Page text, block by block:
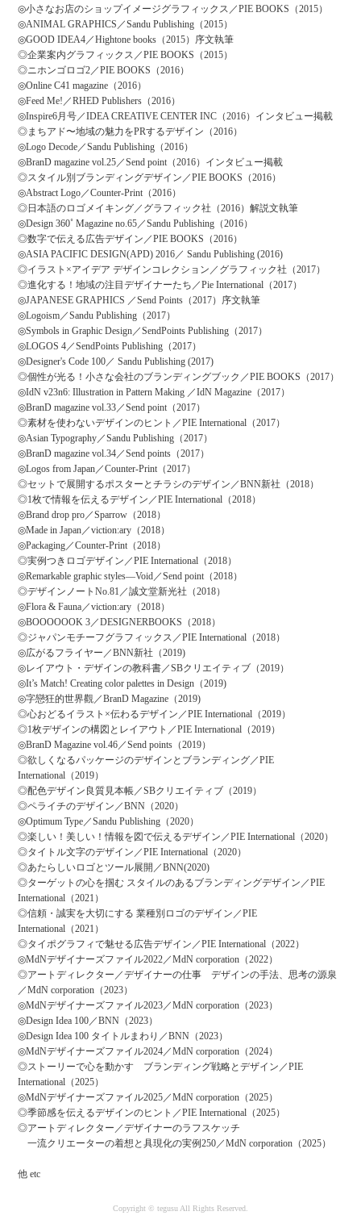
◎小さなお店のショップイメージグラフィックス／PIE BOOKS（2015）
◎ANIMAL GRAPHICS／Sandu Publishing（2015）
◎GOOD IDEA4／Hightone books（2015） 序文執筆
◎企業案内グラフィックス／PIE BOOKS（2015）
◎ニホンゴロゴ2／PIE BOOKS（2016）
◎Online C41 magazine（2016）
◎Feed Me!／RHED Publishers（2016）
◎Inspire6月号／IDEA CREATIVE CENTER INC（2016） インタビュー掲載
◎まちアド〜地域の魅力をPRするデザイン（2016）
◎Logo Decode／Sandu Publishing（2016）
◎BranD magazine vol.25／Send point（2016） インタビュー掲載
◎スタイル別ブランディングデザイン／PIE BOOKS（2016）
◎Abstract Logo／Counter-Print（2016）
◎日本語のロゴメイキング／グラフィック社（2016）解説文執筆
◎Design 360˚ Magazine no.65／Sandu Publishing（2016）
◎数字で伝える広告デザイン／PIE BOOKS（2016）
◎ASIA PACIFIC DESIGN(APD) 2016／ Sandu Publishing (2016)
◎イラスト×アイデア デザインコレクション／グラフィック社（2017）
◎進化する！地域の注目デザイナーたち／Pie International（2017）
◎JAPANESE GRAPHICS ／Send Points（2017） 序文執筆
◎Logoism／Sandu Publishing（2017）
◎Symbols in Graphic Design／SendPoints Publishing（2017）
◎LOGOS 4／SendPoints Publishing（2017）
◎Designer's Code 100／ Sandu Publishing (2017)
◎個性が光る！小さな会社のブランディングブック／PIE BOOKS（2017）
◎IdN v23n6: Illustration in Pattern Making ／IdN Magazine（2017）
◎BranD magazine vol.33／Send point（2017）
◎素材を使わないデザインのヒント／PIE International（2017）
◎Asian Typography／Sandu Publishing（2017）
◎BranD magazine vol.34／Send points（2017）
◎Logos from Japan／Counter-Print（2017）
◎セットで展開するポスターとチラシのデザイン／BNN新社（2018）
◎1枚で情報を伝えるデザイン／PIE International（2018）
◎Brand drop pro／Sparrow（2018）
◎Made in Japan／viction:ary（2018）
◎Packaging／Counter-Print（2018）
◎実例つきロゴデザイン／PIE International（2018）
◎Remarkable graphic styles―Void／Send point（2018）
◎デザインノートNo.81／誠文堂新光社（2018）
◎Flora & Fauna／viction:ary（2018）
◎BOOOOOOK 3／DESIGNERBOOKS（2018）
◎ジャパンモチーフグラフィックス／PIE International（2018）
◎広がるフライヤー／BNN新社（2019)
◎レイアウト・デザインの教科書／SBクリエイティブ（2019）
◎It’s Match! Creating color palettes in Design（2019)
◎字戀狂的世界觀／BranD Magazine（2019)
◎心おどるイラスト×伝わるデザイン／PIE International（2019）
◎1枚デザインの構図とレイアウト／PIE International（2019）
◎BranD Magazine vol.46／Send points（2019）
◎欲しくなるパッケージのデザインとブランディング／PIE
International（2019）
◎配色デザイン良質見本帳／SBクリエイティブ（2019）
◎ペライチのデザイン／BNN（2020）
◎Optimum Type／Sandu Publishing（2020）
◎楽しい！美しい！情報を図で伝えるデザイン／PIE International（2020）
◎タイトル文字のデザイン／PIE International（2020）
◎あたらしいロゴとツール展開／BNN(2020)
◎ターゲットの心を掴む スタイルのあるブランディングデザイン／PIE
International（2021）
◎信頼・誠実を大切にする 業種別ロゴのデザイン／PIE
International（2021）
◎タイポグラフィで魅せる広告デザイン／PIE International（2022）
◎MdNデザイナーズファイル2022／MdN corporation（2022）
◎アートディレクター／デザイナーの仕事 デザインの手法、思考の源泉
／MdN corporation（2023）
◎MdNデザイナーズファイル2023／MdN corporation（2023）
◎Design Idea 100／BNN（2023）
◎Design Idea 100 タイトルまわり／BNN（2023）
◎MdNデザイナーズファイル2024／MdN corporation（2024）
◎ストーリーで心を動かす ブランディング戦略とデザイン ／PIE
International（2025）
◎MdNデザイナーズファイル2025／MdN corporation（2025）
◎季節感を伝えるデザインのヒント ／PIE International（2025）
◎アートディレクター／デザイナーのラフスケッチ
一流クリエーターの着想と具現化の実例250 ／MdN corporation（2025）
他 etc
Copyright © tegusu All Rights Reserved.